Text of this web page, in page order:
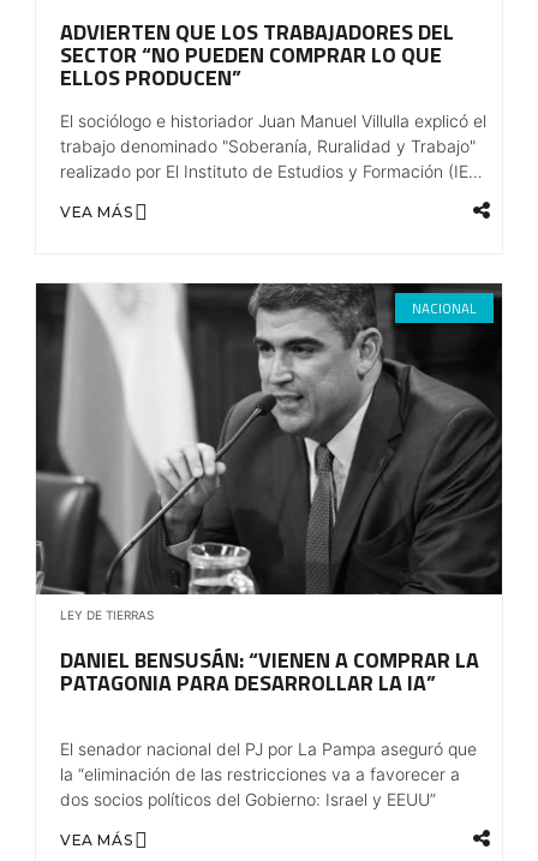
ADVIERTEN QUE LOS TRABAJADORES DEL
SECTOR “NO PUEDEN COMPRAR LO QUE
ELLOS PRODUCEN”
El sociólogo e historiador Juan Manuel Villulla explicó el
trabajo denominado "Soberanía, Ruralidad y Trabajo"
realizado por El Instituto de Estudios y Formación (IEF)
VEA MÁS
NACIONAL
LEY DE TIERRAS
DANIEL BENSUSÁN: “VIENEN A COMPRAR LA
PATAGONIA PARA DESARROLLAR LA IA”
El senador nacional del PJ por La Pampa aseguró que
la “eliminación de las restricciones va a favorecer a
dos socios políticos del Gobierno: Israel y EEUU”
VEA MÁS